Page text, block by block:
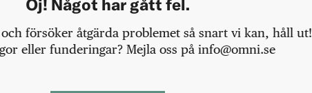
Oj! Något har gått fel.
försöker åtgärda problemet så snart vi kan, håll ut!
eller funderingar? Mejla oss på info@omni.se